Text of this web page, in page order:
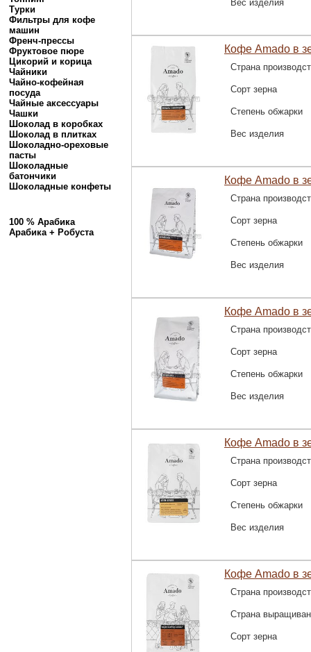
Турки
Фильтры для кофе
машин
Френч-прессы
Фруктовое пюре
Цикорий и корица
Чайники
Чайно-кофейная
посуда
Чайные аксессуары
Чашки
Шоколад в коробках
Шоколад в плитках
Шоколадно-ореховые
пасты
Шоколадные
батончики
Шоколадные конфеты
100 % Арабика
Арабика + Робуста
Вес изделия
Кофе Amado в
Страна
Сорт зерна
Степень обжарки
Вес изделия
Кофе Amado в
Страна
Сорт зерна
Степень обжарки
Вес изделия
Кофе Amado в
Страна
Сорт зерна
Степень обжарки
Вес изделия
Кофе Amado в
Страна
Сорт зерна
Степень обжарки
Вес изделия
Кофе Amado в
Страна
Страна
Сорт зерна